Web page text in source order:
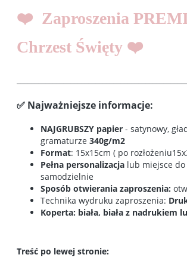
❤️ Zaproszenia
Chrzest Święty ❤️
✅ Najważniejsze informacje:
NAJGRUBSZY papier - satynowy,
gramaturze 340g/m2
Format: 15x15cm ( po
Pełna personalizacja lub miejsce
samodzielnie
Sposób otwierania zaproszenia:
Technika wydruku zaproszenia:
Koperta: biała, biała z nadrukiem
Treść po lewej stronie: